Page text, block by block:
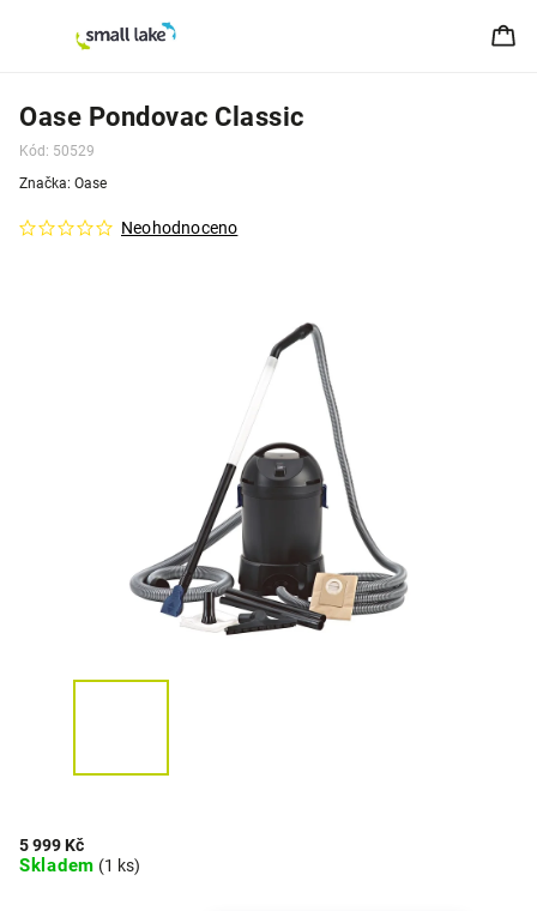
Oase Pondovac Classic
Kód: 50529
Neohodnoceno
Značka: Oase
5 999 Kč
Skladem (1 ks)